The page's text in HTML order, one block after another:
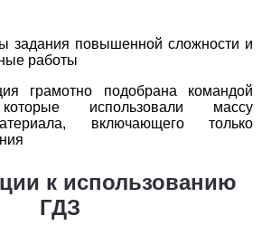
5 6 7 8 9 10
11
5 6 8 9 10
11
5 6 7 8 9 10
11
задания повышенной сложности и
работы
грамотно подобрана командой
которые использовали массу
включающего только
к использованию
ГДЗ